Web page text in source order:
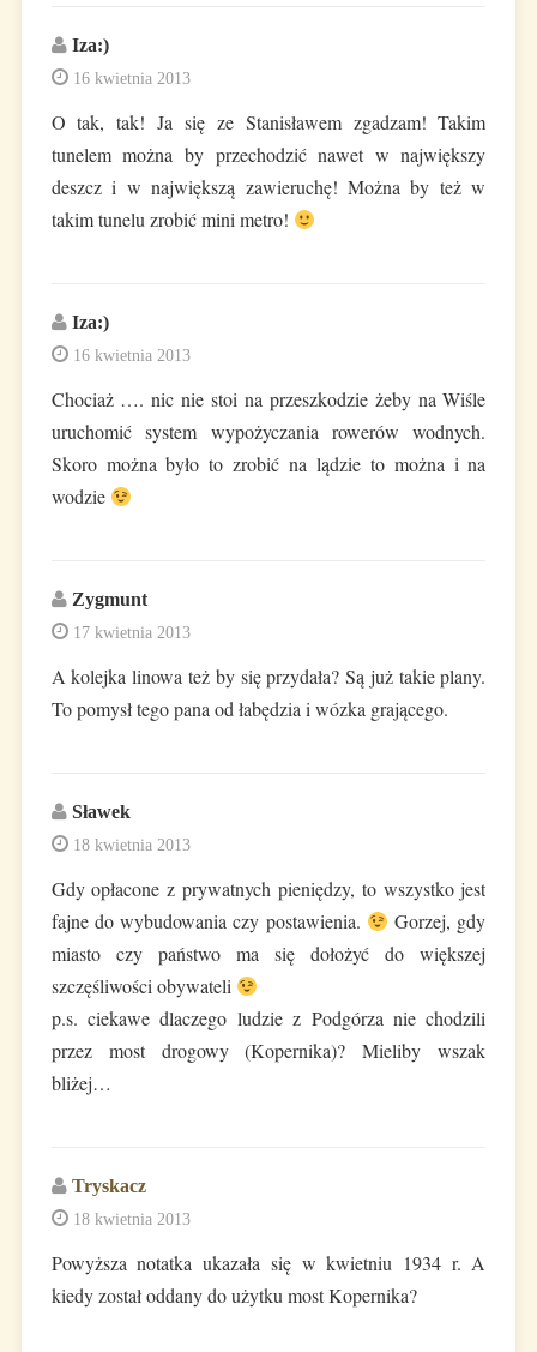
Iza:)
16 kwietnia 2013
O tak, tak! Ja się ze Stanisławem zgadzam! Takim
tunelem można by przechodzić nawet w największy
deszcz i w największą zawieruchę! Można by też w
takim tunelu zrobić mini metro!
Iza:)
16 kwietnia 2013
Chociaż …. nic nie stoi na przeszkodzie żeby na Wiśle
uruchomić system wypożyczania rowerów wodnych.
Skoro można było to zrobić na lądzie to można i na
wodzie
Zygmunt
17 kwietnia 2013
A kolejka linowa też by się przydała? Są już takie plany.
To pomysł tego pana od łabędzia i wózka grającego.
Sławek
18 kwietnia 2013
Gdy opłacone z prywatnych pieniędzy, to wszystko jest
fajne do wybudowania czy postawienia.
Gorzej, gdy
miasto czy państwo ma się dołożyć do większej
szczęśliwości obywateli
p.s. ciekawe dlaczego ludzie z Podgórza nie chodzili
przez most drogowy (Kopernika)? Mieliby wszak
bliżej…
Tryskacz
18 kwietnia 2013
Powyższa notatka ukazała się w kwietniu 1934 r. A
kiedy został oddany do użytku most Kopernika?